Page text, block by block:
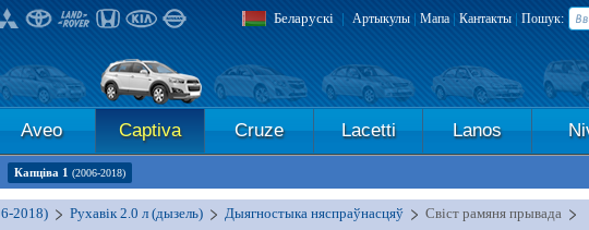
Беларускі | Артыкулы | Мапа | Кантакты | Пошук:
Aveo Captiva Cruze Lacetti Lanos
Капціва 1 (2006-2018)
2018) Рухавік 2.0 л (дызель) Дыягностыка няспраўнасцяў Свіст рамяня прывада